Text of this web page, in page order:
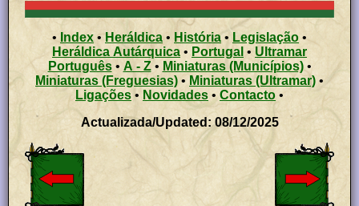
• Index •Heráldica • História • Legislação •
Heráldica Autárquica • Portugal • Ultramar
Português• A - Z• Miniaturas (Municípios)•
Miniaturas (Freguesias) • Miniaturas (Ultramar) •
Ligações • Novidades •Contacto •
Actualizada/Updated: 08/12/2025